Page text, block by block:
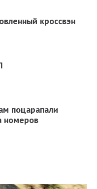
кроссвэн
поцарапали
номеров